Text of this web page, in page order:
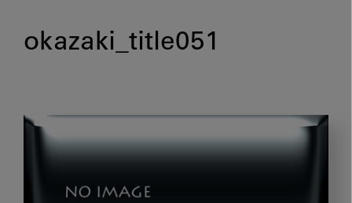
okazaki_title051